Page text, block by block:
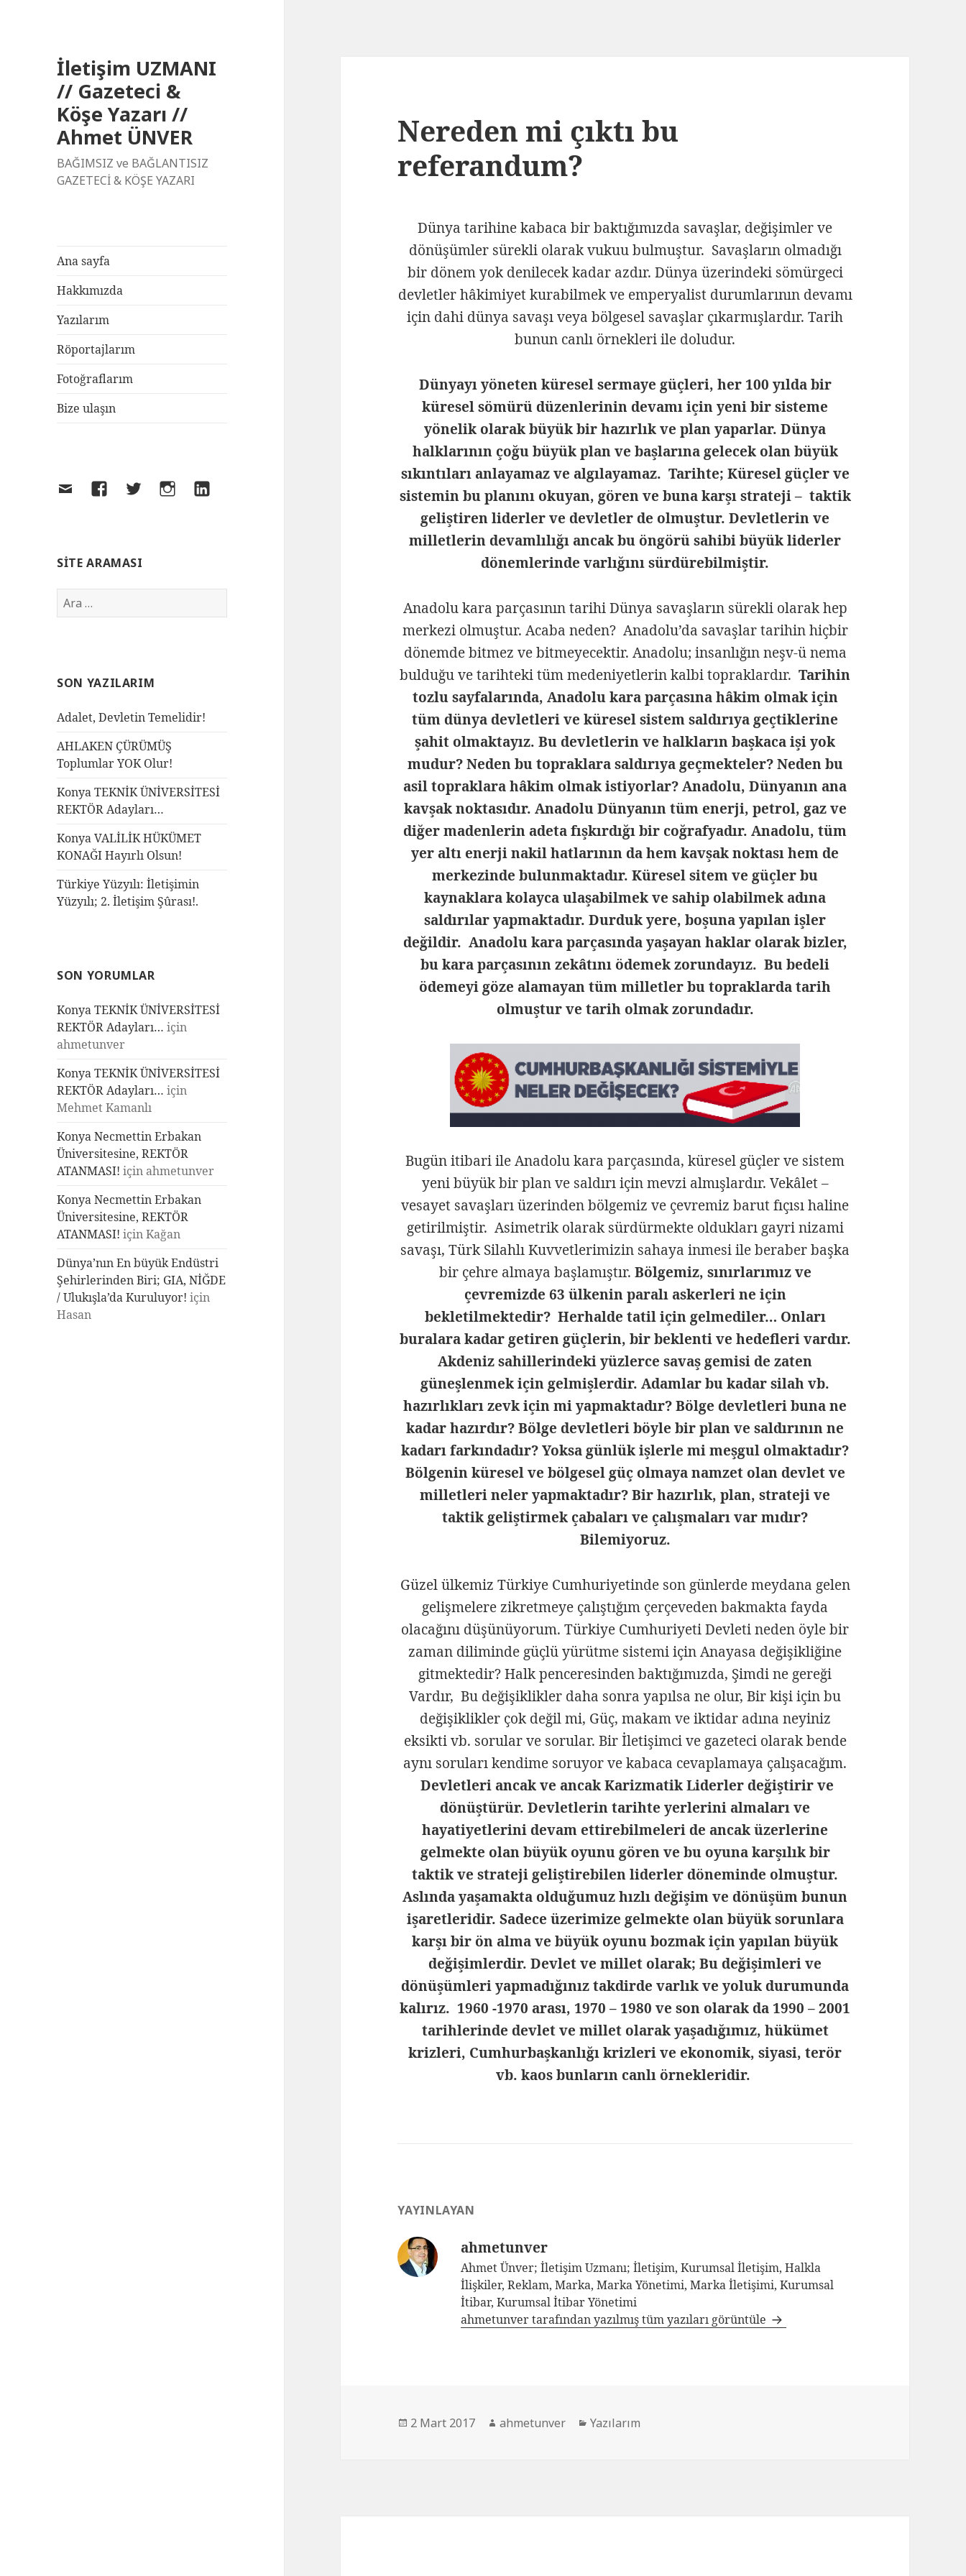
İletişim UZMANI
// Gazeteci &
Köşe Yazarı //
Ahmet ÜNVER
BAĞIMSIZ ve BAĞLANTISIZ
GAZETECİ & KÖŞE YAZARI
Ana sayfa
Hakkımızda
Yazılarım
Röportajlarım
Fotoğraflarım
Bize ulaşın
SITE ARAMASI
SON YAZILARIM
Adalet, Devletin Temelidir!
AHLAKEN ÇÜRÜMÜŞ
Toplumlar YOK Olur!
Konya TEKNİK ÜNİVERSİTESİ
REKTÖR Adayları…
Konya VALİLİK HÜKÜMET
KONAĞI Hayırlı Olsun!
Türkiye Yüzyılı: İletişimin
Yüzyılı; 2. İletişim Şûrası!.
SON YORUMLAR
Konya TEKNİK ÜNİVERSİTESİ
REKTÖR Adayları… için
ahmetunver
Konya TEKNİK ÜNİVERSİTESİ
REKTÖR Adayları… için
Mehmet Kamanlı
Konya Necmettin Erbakan
Üniversitesine, REKTÖR
ATANMASI! için ahmetunver
Konya Necmettin Erbakan
Üniversitesine, REKTÖR
ATANMASI! içinKağan
Dünya’nın En büyük Endüstri
Şehirlerinden Biri; GIA, NİĞDE
/ Ulukışla’da Kuruluyor! için
Hasan
Nereden mi çıktı bu
referandum?
Dünya tarihine kabaca bir baktığımızda savaşlar, değişimler ve
dönüşümler sürekli olarak vukuu bulmuştur. Savaşların olmadığı
bir dönem yok denilecek kadar azdır. Dünya üzerindeki sömürgeci
devletler hâkimiyet kurabilmek ve emperyalist durumlarının devamı
için dahi dünya savaşı veya bölgesel savaşlar çıkarmışlardır. Tarih
bunun canlı örnekleri ile doludur.
Dünyayı yöneten küresel sermaye güçleri, her 100 yılda bir
küresel sömürü düzenlerinin devamı için yeni bir sisteme
yönelik olarak büyük bir hazırlık ve plan yaparlar. Dünya
halklarının çoğu büyük plan ve başlarına gelecek olan büyük
sıkıntıları anlayamaz ve algılayamaz. Tarihte; Küresel güçler ve
sistemin bu planını okuyan, gören ve buna karşı strateji – taktik
geliştiren liderler ve devletler de olmuştur. Devletlerin ve
milletlerin devamlılığı ancak bu öngörü sahibi büyük liderler
dönemlerinde varlığını sürdürebilmiştir.
Anadolu kara parçasının tarihi Dünya savaşların sürekli olarak hep
merkezi olmuştur. Acaba neden? Anadolu’da savaşlar tarihin hiçbir
dönemde bitmez ve bitmeyecektir. Anadolu; insanlığın neşv-ü nema
bulduğu ve tarihteki tüm medeniyetlerin kalbi topraklardır.Tarihin
tozlu sayfalarında, Anadolu kara parçasına hâkim olmak için
tüm dünya devletleri ve küresel sistem saldırıya geçtiklerine
şahit olmaktayız. Bu devletlerin ve halkların başkaca işi yok
mudur? Neden bu topraklara saldırıya geçmekteler? Neden bu
asil topraklara hâkim olmak istiyorlar? Anadolu, Dünyanın ana
kavşak noktasıdır. Anadolu Dünyanın tüm enerji, petrol, gaz ve
diğer madenlerin adeta fışkırdığı bir coğrafyadır. Anadolu, tüm
yer altı enerji nakil hatlarının da hem kavşak noktası hem de
merkezinde bulunmaktadır. Küresel sitem ve güçler bu
kaynaklara kolayca ulaşabilmek ve sahip olabilmek adına
saldırılar yapmaktadır. Durduk yere, boşuna yapılan işler
değildir. Anadolu kara parçasında yaşayan haklar olarak bizler,
bu kara parçasının zekâtını ödemek zorundayız. Bu bedeli
ödemeyi göze alamayan tüm milletler bu topraklarda tarih
olmuştur ve tarih olmak zorundadır.
Bugün itibari ile Anadolu kara parçasında, küresel güçler ve sistem
yeni büyük bir plan ve saldırı için mevzi almışlardır. Vekâlet –
vesayet savaşları üzerinden bölgemiz ve çevremiz barut fıçısı haline
getirilmiştir. Asimetrik olarak sürdürmekte oldukları gayri nizami
savaşı, Türk Silahlı Kuvvetlerimizin sahaya inmesi ile beraber başka
bir çehre almaya başlamıştır. Bölgemiz, sınırlarımız ve
çevremizde 63 ülkenin paralı askerleri ne için
bekletilmektedir? Herhalde tatil için gelmediler… Onları
buralara kadar getiren güçlerin, bir beklenti ve hedefleri vardır.
Akdeniz sahillerindeki yüzlerce savaş gemisi de zaten
güneşlenmek için gelmişlerdir. Adamlar bu kadar silah vb.
hazırlıkları zevk için mi yapmaktadır? Bölge devletleri buna ne
kadar hazırdır? Bölge devletleri böyle bir plan ve saldırının ne
kadarı farkındadır? Yoksa günlük işlerle mi meşgul olmaktadır?
Bölgenin küresel ve bölgesel güç olmaya namzet olan devlet ve
milletleri neler yapmaktadır? Bir hazırlık, plan, strateji ve
taktik geliştirmek çabaları ve çalışmaları var mıdır?
Bilemiyoruz.
Güzel ülkemiz Türkiye Cumhuriyetinde son günlerde meydana gelen
gelişmelere zikretmeye çalıştığım çerçeveden bakmakta fayda
olacağını düşünüyorum. Türkiye Cumhuriyeti Devleti neden öyle bir
zaman diliminde güçlü yürütme sistemi için Anayasa değişikliğine
gitmektedir? Halk penceresinden baktığımızda, Şimdi ne gereği
Vardır, Bu değişiklikler daha sonra yapılsa ne olur, Bir kişi için bu
değişiklikler çok değil mi, Güç, makam ve iktidar adına neyiniz
eksikti vb. sorular ve sorular. Bir İletişimci ve gazeteci olarak bende
aynı soruları kendime soruyor ve kabaca cevaplamaya çalışacağım.
Devletleri ancak ve ancak Karizmatik Liderler değiştirir ve
dönüştürür. Devletlerin tarihte yerlerini almaları ve
hayatiyetlerini devam ettirebilmeleri de ancak üzerlerine
gelmekte olan büyük oyunu gören ve bu oyuna karşılık bir
taktik ve strateji geliştirebilen liderler döneminde olmuştur.
Aslında yaşamakta olduğumuz hızlı değişim ve dönüşüm bunun
işaretleridir. Sadece üzerimize gelmekte olan büyük sorunlara
karşı bir ön alma ve büyük oyunu bozmak için yapılan büyük
değişimlerdir. Devlet ve millet olarak; Bu değişimleri ve
dönüşümleri yapmadığınız takdirde varlık ve yoluk durumunda
kalırız. 1960 -1970 arası, 1970 – 1980 ve son olarak da 1990 – 2001
tarihlerinde devlet ve millet olarak yaşadığımız, hükümet
krizleri, Cumhurbaşkanlığı krizleri ve ekonomik, siyasi, terör
vb. kaos bunların canlı örnekleridir.
YAYINLAYAN
ahmetunver
Ahmet Ünver; İletişim Uzmanı; İletişim, Kurumsal İletişim, Halkla
İlişkiler, Reklam, Marka, Marka Yönetimi, Marka İletişimi, Kurumsal
İtibar, Kurumsal İtibar Yönetimi
ahmetunver tarafından yazılmış tüm yazıları görüntüle
2 Mart 2017 ahmetunver Yazılarım